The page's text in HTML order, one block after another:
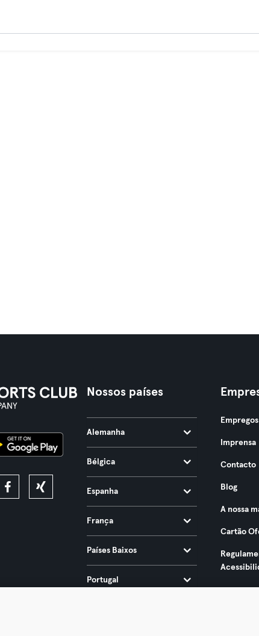
Nossos países
Alemanha
Bélgica
Espanha
França
Países Baixos
Portugal
Empregos
Imprensa
Contacto
Blog
A nossa
Cartão